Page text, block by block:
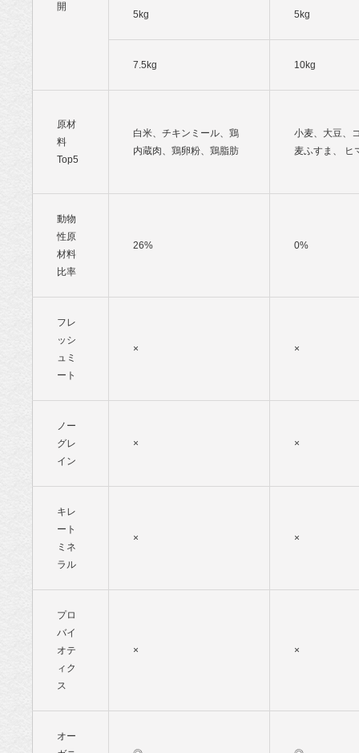
開
5kg 5kg
7.5kg 10kg
原材
料
Top5
白米、チキンミール、鶏
内蔵肉、鶏卵粉、鶏脂肪
小麦、大豆、
麦ふすま、 ヒ
動物
性原
材料
比率
26% 0%
フレ
ッシ
ュミ
ート
× ×
ノー
グレ
イン
× ×
キレ
ート
ミネ
ラル
× ×
プロ
バイ
オテ
ィク
ス
× ×
オー